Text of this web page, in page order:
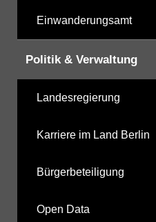
Einwanderungsamt
Politik & Verwaltung
Landesregierung
Karriere im Land Berlin
Bürgerbeteiligung
Open Data